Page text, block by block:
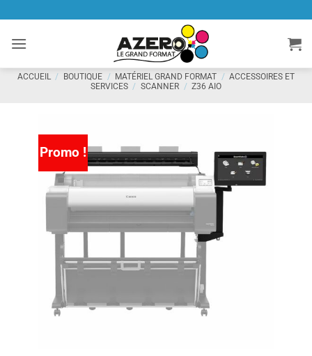
contenu
ACCUEIL / BOUTIQUE / MATÉRIEL GRAND FORMAT / ACCESSOIRES ET
SERVICES / SCANNER / Z36 AIO
Promo !